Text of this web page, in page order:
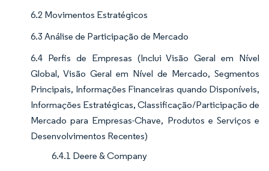
6.2 Movimentos Estratégicos
6.3 Análise de Participação de Mercado
6.4 Perfis de Empresas (Inclui Visão Geral em Nível
Global, Visão Geral em Nível de Mercado, Segmentos
Principais, Informações Financeiras quando Disponíveis,
Informações Estratégicas, Classificação/Participação de
Mercado para Empresas-Chave, Produtos e Serviços e
Desenvolvimentos Recentes)
6.4.1 Deere & Company